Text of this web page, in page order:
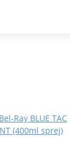
Ray BLUE TAC
(400ml sprej)